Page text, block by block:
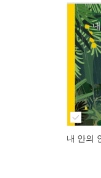
내 안의